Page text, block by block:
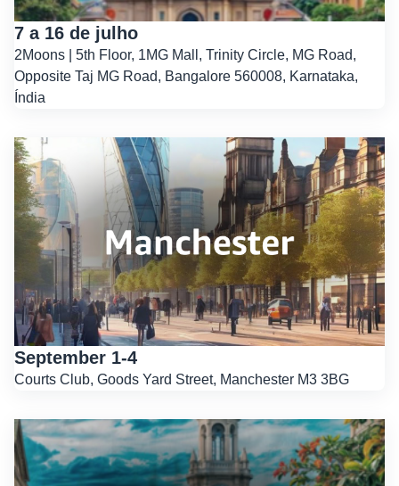
7 a 16 de julho
2Moons | 5th Floor, 1MG Mall, Trinity Circle, MG Road,
Opposite Taj MG Road, Bangalore 560008, Karnataka,
Índia
September 1-4
Courts Club, Goods Yard Street, Manchester M3 3BG